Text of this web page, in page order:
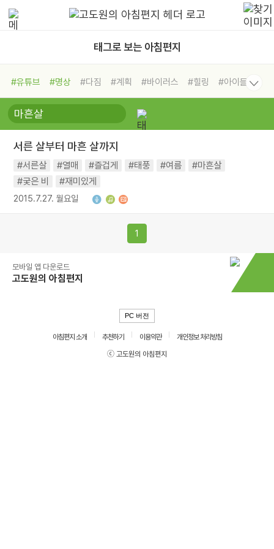
태그로 보는 아침편지
#유튜브 #명상 #다짐 #계획 #바이러스 #힐링
#아이들
#비전캠프
#독서캠프 #삶
#희망
#나눔 #친구 #링컨학교
#독서
#건강 #면역력
서른 살부터 마흔 살까지
#서른살 #열매 #즐겁게 #태풍 #여름
#마흔살
#궂은 비
#재미있게
2015.7.27. 월요일
1
모바일 앱 다운로드
고도원의 아침편지
PC 버전
아침편지 소개 추천하기 이용약관
개인정보 처리방침
ⓒ 고도원의 아침편지